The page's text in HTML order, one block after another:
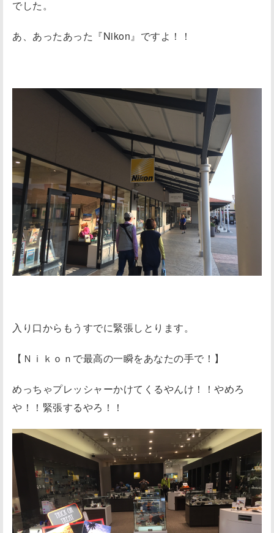
でした。
あ、あったあった『Nikon』ですよ！！
入り口からもうすでに緊張しとります。
【Ｎｉｋｏｎで最高の一瞬をあなたの手で！】
めっちゃプレッシャーかけてくるやんけ！！やめろ
や！！緊張するやろ！！